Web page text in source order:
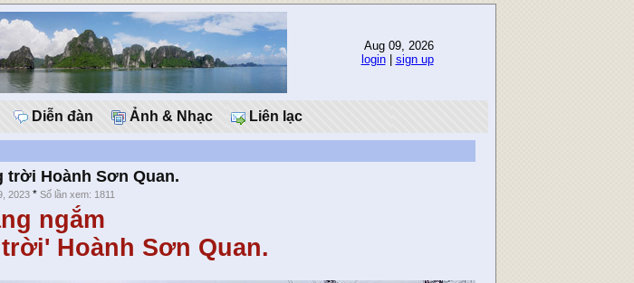
Aug 09, 2026
login| sign up
Diễn đàn Ảnh & Nhạc Liên lạc
trời Hoành Sơn Quan.
2023* Số lần xem: 1811
ngắm
Sơn Quan.